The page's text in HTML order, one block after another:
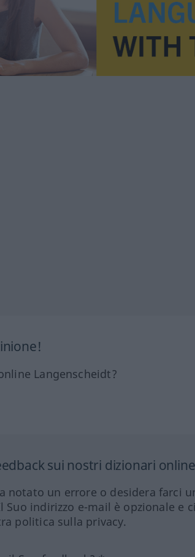
Langenscheidt?
sui nostri dizionari
notato un errore o desidera farci
indirizzo e-mail è opzionale e
politica sulla privacy.